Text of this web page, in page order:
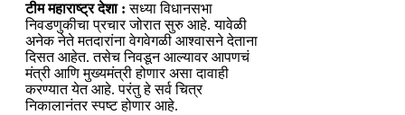
टीम महाराष्ट्र देशा :सध्या विधानसभा
निवडणुकीचा प्रचार जोरात सुरु आहे. यावेळी
अनेक नेते मतदारांना वेगवेगळी आश्वासने देताना
दिसत आहेत. तसेच निवडून आल्यावर आपणचं
मंत्री आणि मुख्यमंत्री होणार असा दावाही
करण्यात येत आहे. परंतु हे सर्व चित्र
निकालानंतर स्पष्ट होणार आहे.